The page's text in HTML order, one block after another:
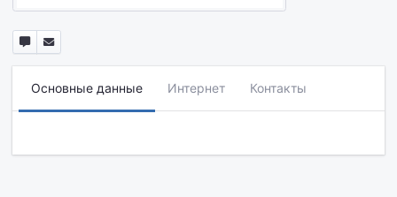
Основные данные Интернет Контакты